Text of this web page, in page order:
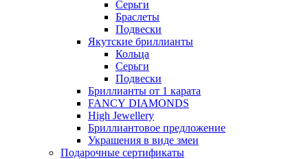
Серьги
Браслеты
Подвески
Якутские бриллианты
Кольца
Серьги
Подвески
Бриллианты от 1 карата
FANCY DIAMONDS
High Jewellery
Бриллиантовое предложение
Украшения в виде змеи
Подарочные сертификаты